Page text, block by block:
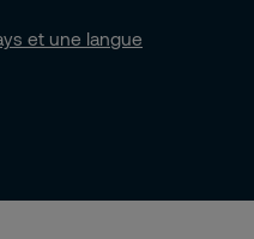
et une langue